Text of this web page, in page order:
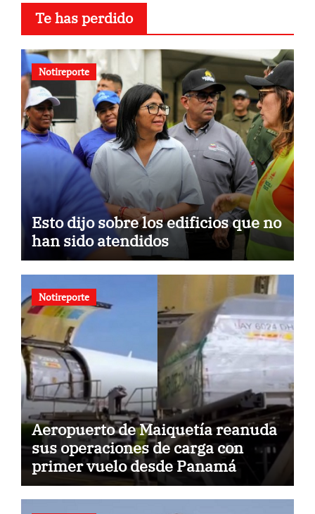
Te has perdido
Notireporte
Esto dijo sobre los edificios que no
han sido atendidos
Notireporte
Aeropuerto de Maiquetía reanuda
sus operaciones de carga con
primer vuelo desde Panamá